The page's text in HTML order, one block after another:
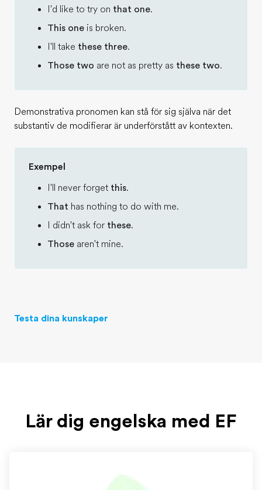
I'd like to try on that one.
This one is broken.
I'll take these three.
Those two are not as pretty as these two.
Demonstrativa pronomen kan stå för sig själva när det
substantiv de modifierar är underförstått av kontexten.
Exempel
I'll never forget this.
That has nothing to do with me.
I didn't ask for these.
Those aren't mine.
Testa dina kunskaper
Lär dig engelska med EF